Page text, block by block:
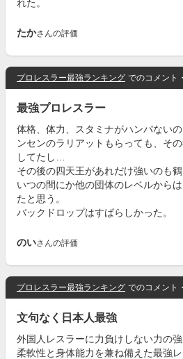
れた。
たかさんの評価
プロレスラー最強ランキング でのコメント
最強プロレスラー
体格、体力、スタミナがハンパない
ンセンのラリアットもらっても、そ
してたし…
その後の四天王があれだけ強いのも
いつの間にか他の団体のレベルから
たと思う。
バックドロップはすばらしかった。
のいさんの評価
プロレスラー最強ランキング でのコメント
文句なく日本人最強
外国人レスラーに力負けしない力の
柔軟性と身体能力を兼ね備えた最強